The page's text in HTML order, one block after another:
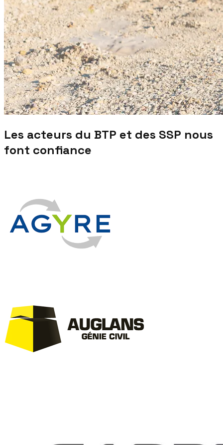
Les acteurs du BTP et des SSP nous
font confiance